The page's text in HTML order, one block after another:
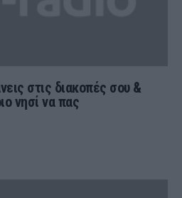
στις διακοπές σου &
νησί να πας